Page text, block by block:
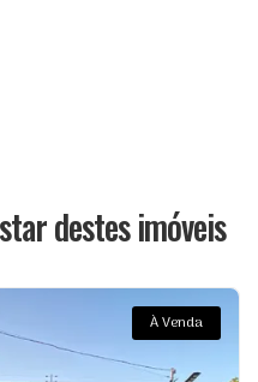
destes imóveis
À Venda